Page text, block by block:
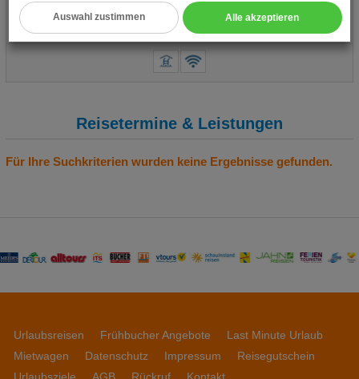
Datenschutz- und Nutzungsbedingungen
Cookie Einstellungen
Alle akzeptieren
Auswahl zustimmen
..weiterlesen
Reisetermine & Leistungen
Für Ihre Suchkriterien wurden keine Ergebnisse gefunden.
Urlaubsreisen Frühbucher Angebote
Last Minute Urlaub
Mietwagen
Datenschutz Impressum
Reisegutschein